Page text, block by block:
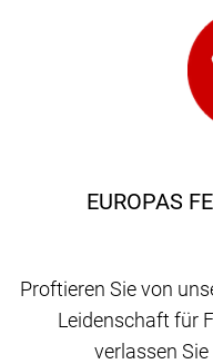
EUROPAS
Proftieren Sie von
Leidenschaft für
verlassen